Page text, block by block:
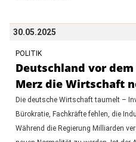
30.05.2025
POLITIK
Deutschland vor dem
Merz die Wirtschaft
Die deutsche Wirtschaft taumelt –
Bürokratie, Fachkräfte fehlen, die
Während die Regierung Milliarden